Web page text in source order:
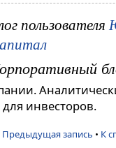
пользователя
инвесторов.
Предыдущая запись • К